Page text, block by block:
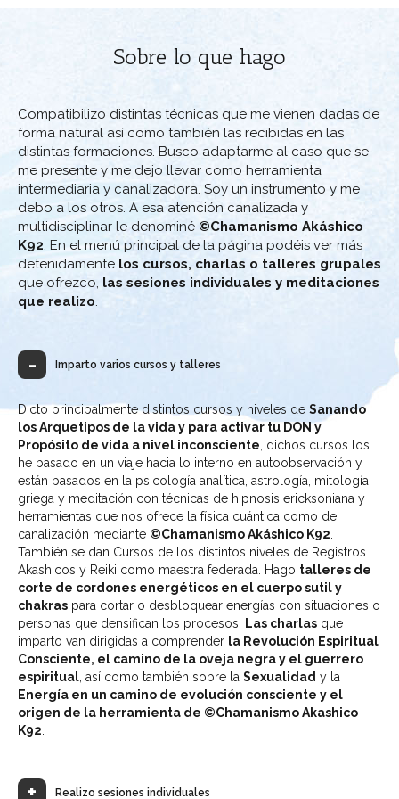
Sobre lo que hago
Compatibilizo distintas técnicas que me vienen dadas de
forma natural así como también las recibidas en las
distintas formaciones. Busco adaptarme al caso que se
me presente y me dejo llevar como herramienta
intermediaria y canalizadora. Soy un instrumento y me
debo a los otros. A esa atención canalizada y
multidisciplinar le denominé ©Chamanismo Akáshico
K92. En el menú principal de la página podéis ver más
detenidamente los cursos, charlas o talleres grupales
que ofrezco, las sesiones individuales y meditaciones
que realizo.
Imparto varios cursos y talleres
Dicto principalmente distintos cursos y niveles de Sanando
los Arquetipos de la vida y para activar tu DON y
Propósito de vida a nivel inconsciente, dichos cursos los
he basado en un viaje hacia lo interno en autoobservación y
están basados en la psicología analítica, astrología, mitología
griega y meditación con técnicas de hipnosis ericksoniana y
herramientas que nos ofrece la física cuántica como de
canalización mediante ©Chamanismo Akáshico K92.
También se dan Cursos de los distintos niveles de Registros
Akashicos y Reiki como maestra federada. Hago talleres de
corte de cordones energéticos en el cuerpo sutil y
chakras para cortar o desbloquear energías con situaciones o
personas que densifican los procesos. Las charlas que
imparto van dirigidas a comprender la Revolución Espiritual
Consciente, el camino de la oveja negra y el guerrero
espiritual, así como también sobre la Sexualidad y la
Energía en un camino de evolución consciente y el
origen de la herramienta de ©Chamanismo Akashico
K92.
Realizo sesiones individuales